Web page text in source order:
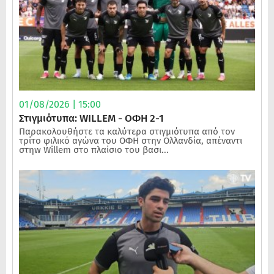
01/08/2026 | 15:00
Στιγμιότυπα: WILLEM - ΟΦΗ 2-1
Παρακολουθήστε τα καλύτερα στιγμιότυπα από τον
τρίτο φιλικό αγώνα του ΟΦΗ στην Ολλανδία, απέναντι
στηw Willem στο πλαίσιο του βασι...